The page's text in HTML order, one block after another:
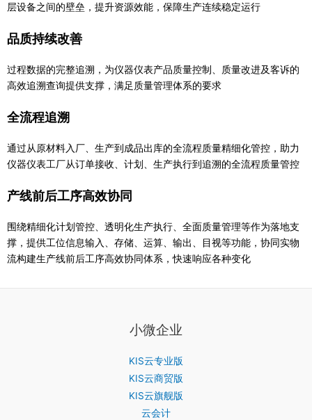
层设备之间的壁垒，提升资源效能，保障生产连续稳定运行
品质持续改善
过程数据的完整追溯，为仪器仪表产品质量控制、质量改进及客诉的
高效追溯查询提供支撑，满足质量管理体系的要求
全流程追溯
通过从原材料入厂、生产到成品出库的全流程质量精细化管控，助力
仪器仪表工厂从订单接收、计划、生产执行到追溯的全流程质量管控
产线前后工序高效协同
围绕精细化计划管控、透明化生产执行、全面质量管理等作为落地支
撑，提供工位信息输入、存储、运算、输出、目视等功能，协同实物
流构建生产线前后工序高效协同体系，快速响应各种变化
小微企业
KIS云专业版
KIS云商贸版
KIS云旗舰版
云会计